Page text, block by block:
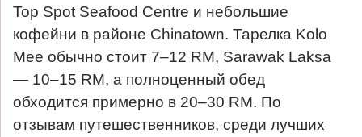
Top Spot Seafood Centre и небольшие
кофейни в районе Chinatown. Тарелка Kolo
Mee обычно стоит 7–12 RM, Sarawak Laksa
— 10–15 RM, а полноценный обед
обходится примерно в 20–30 RM. По
отзывам путешественников, среди лучших